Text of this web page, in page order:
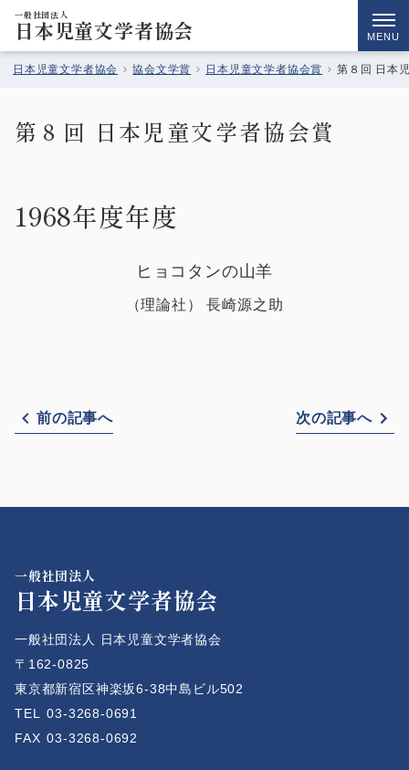
一般社団法人
日本児童文学者協会 MENU
日本児童文学者協会 協会文学賞 日本児童文学者協会賞 第８回 日本
第８回 日本児童文学者協会賞
1968年度年度
ヒョコタンの山羊
（理論社 ）長崎源之助
前の記事へ 次の記事へ
一般社団法人
日本児童文学者協会
一般社団法人 日本児童文学者協会
〒162-0825
東京都新宿区神楽坂6-38中島ビル502
TEL
03-3268-0691
FAX 03-3268-0692